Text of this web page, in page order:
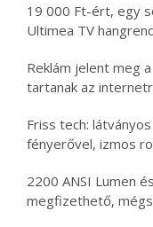
19 000 Ft-ért, egy
Ultimea TV
Reklám jelent meg
tartanak az
Friss tech:
fényerővel, izmos
2200 ANSI Lumen
megfizethető,